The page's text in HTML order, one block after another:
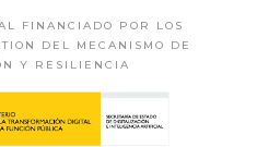
FINANCIADO POR LOS
DEL MECANISMO DE
Y RESILIENCIA